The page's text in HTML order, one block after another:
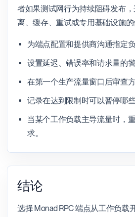
者如果测试网行为持续阻碍发布
离、缓存、重试或专用基础设施的
为端点配置和提供商沟通指定负
设置延迟、错误率和请求量的警
在第一个生产流量窗口后审查
记录在达到限制时可以暂停哪些
当某个工作负载主导流量时，
求。
结论
选择 Monad RPC 端点从工作负载